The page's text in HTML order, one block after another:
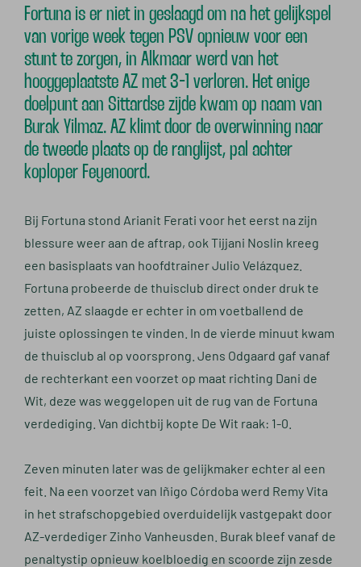
Fortuna is er niet in geslaagd om na het gelijkspel
van vorige week tegen PSV opnieuw voor een
stunt te zorgen, in Alkmaar werd van het
hooggeplaatste AZ met 3-1 verloren. Het enige
doelpunt aan Sittardse zijde kwam op naam van
Burak Yilmaz. AZ klimt door de overwinning naar
de tweede plaats op de ranglijst, pal achter
koploper Feyenoord.
Bij Fortuna stond Arianit Ferati voor het eerst na zijn
blessure weer aan de aftrap, ook Tijjani Noslin kreeg
een basisplaats van hoofdtrainer Julio Velázquez.
Fortuna probeerde de thuisclub direct onder druk te
zetten, AZ slaagde er echter in om voetballend de
juiste oplossingen te vinden. In de vierde minuut kwam
de thuisclub al op voorsprong. Jens Odgaard gaf vanaf
de rechterkant een voorzet op maat richting Dani de
Wit, deze was weggelopen uit de rug van de Fortuna
verdediging. Van dichtbij kopte De Wit raak: 1-0.
Zeven minuten later was de gelijkmaker echter al een
feit. Na een voorzet van Iñigo Córdoba werd Remy Vita
in het strafschopgebied overduidelijk vastgepakt door
AZ-verdediger Zinho Vanheusden. Burak bleef vanaf de
penaltystip opnieuw koelbloedig en scoorde zijn zesde